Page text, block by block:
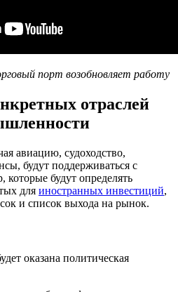
порт возобновляет работу
отраслей
авиацию, судоходство,
будут поддерживаться с
будут определять
для иностранных инвестиций,
и список выхода на рынок.
оказана политическая